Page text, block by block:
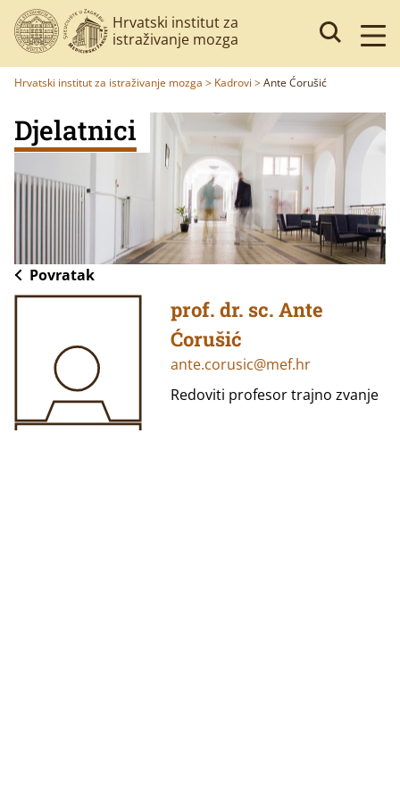
Hrvatski institut za
istraživanje mozga
Hrvatski institut za istraživanje mozga > Kadrovi >Ante Ćorušić
Djelatnici
Povratak
prof. dr. sc. Ante
Ćorušić
ante.corusic@mef.hr
Redoviti profesor trajno zvanje